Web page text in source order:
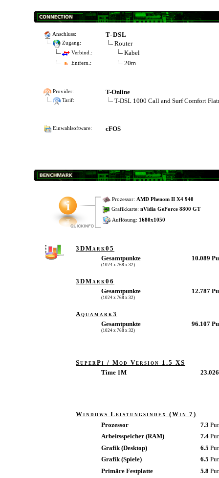
Anschluss: T-DSL
Zugang: Router
Verbind.: Kabel
Entfern.: 20m
Provider: T-Online
Tarif: T-DSL 1000 Call and Surf Comfort
Einwahlsoftware: cFOS
Prozessor: AMD Phenom II X4 940
Grafikkarte: nVidia GeForce 8800 GT
Auflösung: 1680x1050
3DMark05
Gesamtpunkte
(1024 x 768 x 32)
10.089
3DMark06
Gesamtpunkte
(1024 x 768 x 32)
12.787
Aquamark3
Gesamtpunkte
(1024 x 768 x 32)
96.107
SuperPi / Mod Version 1.5 XS
Time 1M
Windows Leistungsindex (Win 7)
Prozessor
7.3
Arbeitsspeicher (RAM)
7.4
Grafik (Desktop)
6.5
Grafik (Spiele)
6.5
Primäre Festplatte
5.8